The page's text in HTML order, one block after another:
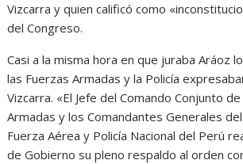
Vizcarra y quien calificó como
del Congreso.
Casi a la misma hora en que juraba Aráoz
las Fuerzas Armadas y la Policía
Vizcarra. «El Jefe del Comando Conjunto
Armadas y los Comandantes Generales
Fuerza Aérea y Policía Nacional del Perú
de Gobierno su pleno respaldo al orden